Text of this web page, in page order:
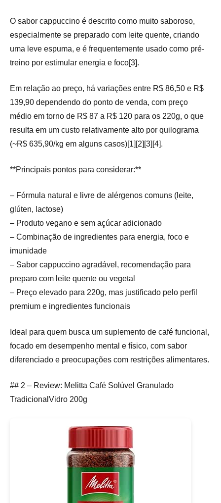
O sabor cappuccino é descrito como muito saboroso,
especialmente se preparado com leite quente, criando
uma leve espuma, e é frequentemente usado como pré-
treino por estimular energia e foco[3].
Em relação ao preço, há variações entre R$ 86,50 e R$
139,90 dependendo do ponto de venda, com preço
médio em torno de R$ 87 a R$ 120 para os 220g, o que
resulta em um custo relativamente alto por quilograma
(~R$ 635,90/kg em alguns casos)[1][2][3][4].
**Principais pontos para considerar:**
– Fórmula natural e livre de alérgenos comuns (leite,
glúten, lactose)
– Produto vegano e sem açúcar adicionado
– Combinação de ingredientes para energia, foco e
imunidade
– Sabor cappuccino agradável, recomendação para
preparo com leite quente ou vegetal
– Preço elevado para 220g, mas justificado pelo perfil
premium e ingredientes funcionais
Ideal para quem busca um suplemento de café funcional,
focado em desempenho mental e físico, com sabor
diferenciado e preocupações com restrições alimentares.
## 2 – Review: Melitta Café Solúvel Granulado
TradicionalVidro 200g